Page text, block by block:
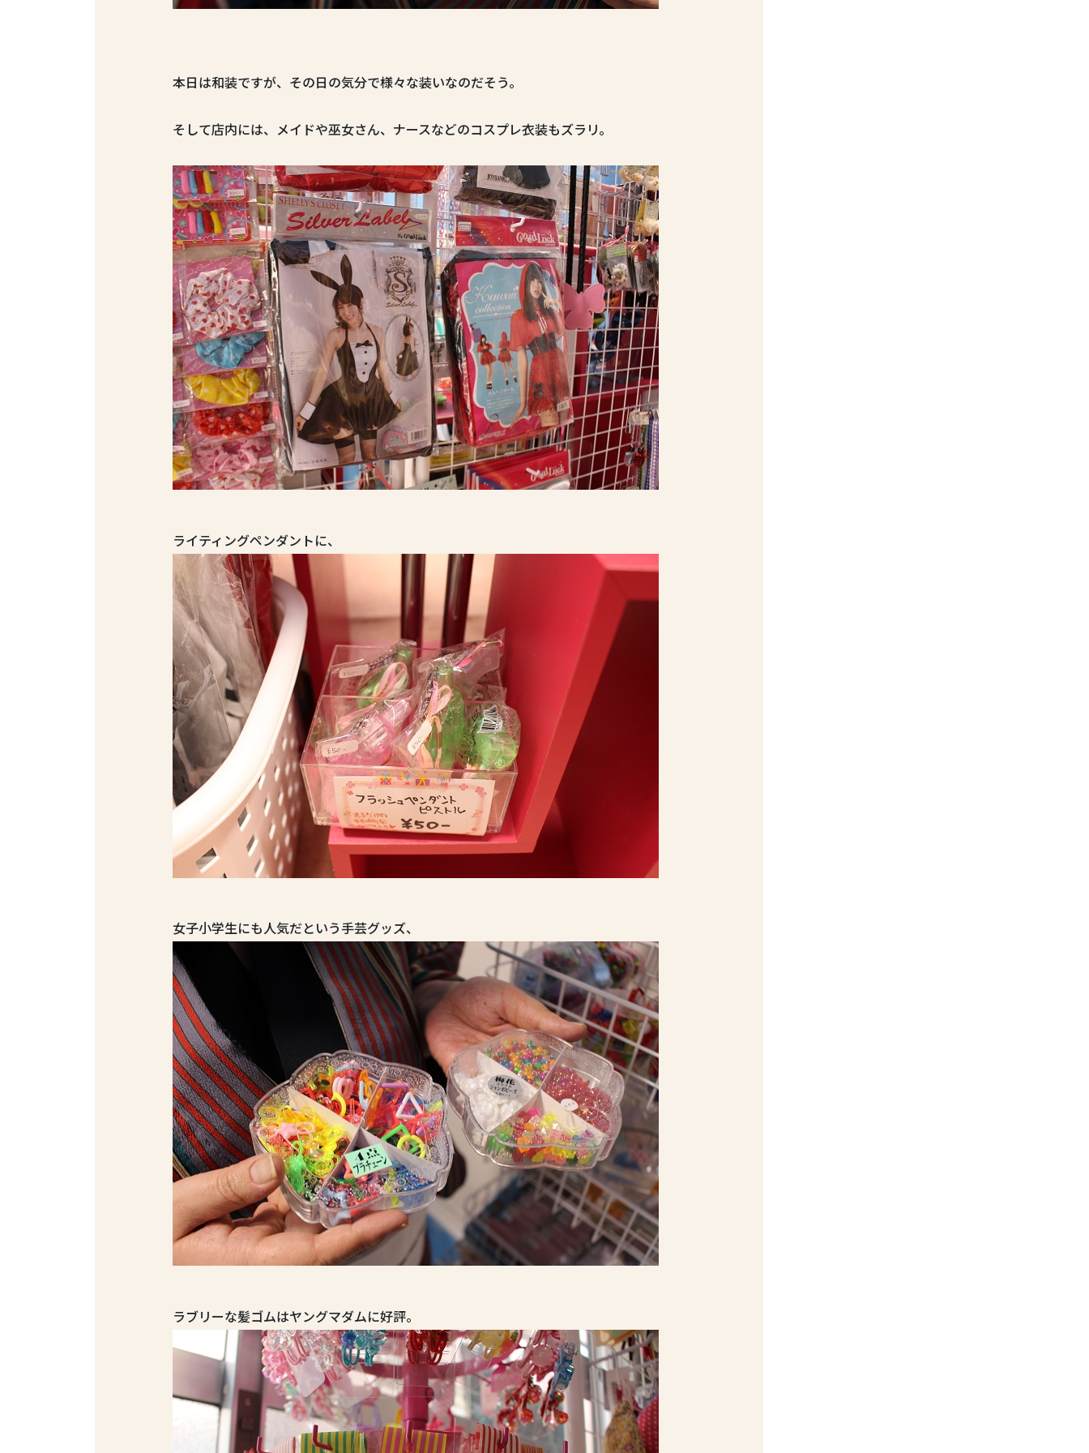
本日は和装ですが、その日の気分で様々な装いなのだそう。
そして店内には、メイドや巫女さん、ナースなどのコスプレ衣装もズラリ。
ライティングペンダントに、
女子小学生にも人気だという手芸グッズ、
ラブリーな髪ゴムはヤングマダムに好評。